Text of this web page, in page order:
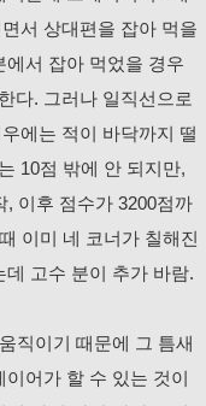
서 상대편을 잡아 먹을
서 잡아 먹었을 경우
다. 그러나 일직선으로
에는 적이 바닥까지 떨
10점 밖에 안 되지만,
, 이후 점수가 3200점까
이미 네 코너가 칠해진
고수 분이 추가 바람.
직이기 때문에 그 틈새
어가 할 수 있는 것이